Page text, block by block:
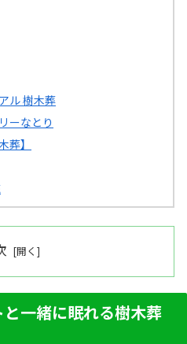
ル 樹木葬
ーなとり
葬】
一緒に眠れる樹木葬